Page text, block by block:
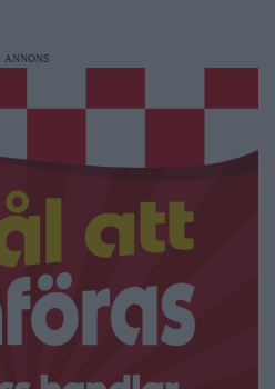
ANNONS